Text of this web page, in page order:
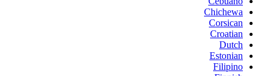
Chichewa
Corsican
Croatian
Dutch
Estonian
Filipino